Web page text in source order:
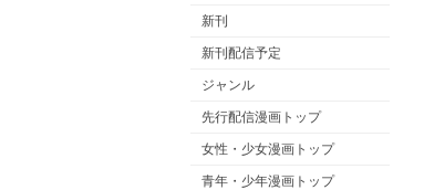
新刊
新刊配信予定
ジャンル
先行配信漫画トップ
女性・少女漫画トップ
青年・少年漫画トップ